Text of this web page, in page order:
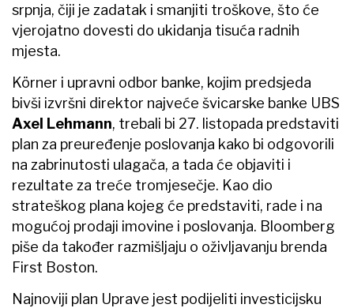
srpnja, čiji je zadatak i smanjiti troškove, što će
vjerojatno dovesti do ukidanja tisuća radnih
mjesta.
Körner i upravni odbor banke, kojim predsjeda
bivši izvršni direktor najveće švicarske banke UBS
Axel Lehmann, trebali bi 27. listopada predstaviti
plan za preuređenje poslovanja kako bi odgovorili
na zabrinutosti ulagača, a tada će objaviti i
rezultate za treće tromjesečje. Kao dio
strateškog plana kojeg će predstaviti, rade i na
mogućoj prodaji imovine i poslovanja. Bloomberg
piše da također razmišljaju o oživljavanju brenda
First Boston.
Najnoviji plan Uprave jest podijeliti investicijsku